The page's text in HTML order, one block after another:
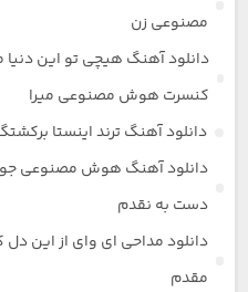
مصنوعی زن
دانلود آهنگ هیچی تو این
کنسرت هوش مصنوعی میرا
دانلود آهنگ ترند اینستا
دانلود آهنگ هوش مصنوعی
دست به نقدم
دانلود مداحی ای وای از این
مقدم